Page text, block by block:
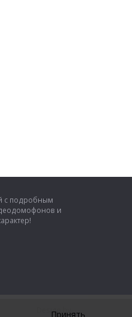
с подробным
и
Design by
Принять